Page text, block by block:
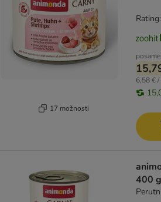
17 možnosti
6,58 € /
400 g